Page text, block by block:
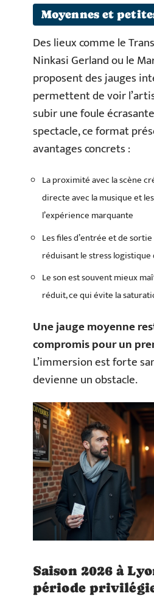
Moyennes et
Des lieux comme le
Ninkasi Gerland ou le
proposent des jauges
permettent de voir
subir une foule
spectacle, ce format
avantages concrets :
La proximité avec la scène
directe avec la musique et
l’expérience marquante
Les files d’entrée et de
réduisant le stress
Le son est souvent mieux
réduit, ce qui évite la
Une jauge moyenne
compromis pour un
L’immersion est forte
devienne un obstacle.
Saison 2026 à
période